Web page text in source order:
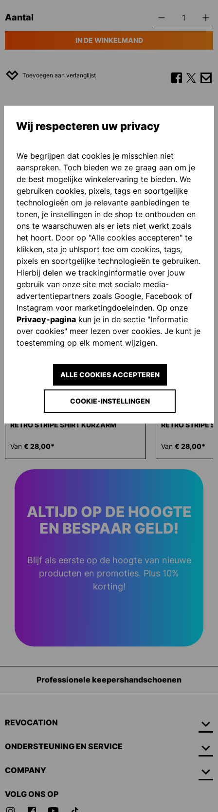
Aantal
IN DE WINKELMAND
Toevoegen aan verlanglijst
Beschrijving
Geribbelde manchetten aan de mouwen "FOR THE
PLANET" Bedrukte letters Sublimatie bedrukking V-
Hals Unisex snit Smartbreathe…Meer
Beoordelingen
Productgalerij overslaan
Similar Items
RETRO STRIPE SHIRT KURZARM
Van € 28,00*
RETRO STRIPE
Van € 28,00*
ALTIJD OP DE HOOGTE
EN BESPAAR GELD!
Blijf als eerste op de hoogte van nieuwe
producten en promoties. Plus 10%
korting!
Professionele keepershandschoenen
REVOCATION
ONDERSTEUNING EN SERVICE
COMPANY
VOLG ONS OP
Wij respecteren uw privacy
We begrijpen dat cookies je misschien niet
aanspreken. Toch bieden we ze graag aan om je
de best mogelijke winkelervaring te bieden. We
gebruiken cookies, pixels, tags en soortgelijke
technologieën om je relevante aanbiedingen te
tonen, je instellingen in de shop te onthouden en
ons te waarschuwen als er iets niet werkt zoals
het hoort. Door op "Alle cookies accepteren" te
klikken, sta je uhlsport toe om cookies, tags,
pixels en soortgelijke technologieën te gebruiken.
Hierbij delen we trackinginformatie over jouw
gebruik van onze site met sociale media-
advertentiepartners zoals Google, Facebook of
Instagram voor marketingdoeleinden. Op onze
Privacy-pagina kun je in de sectie "Informatie
over cookies" meer lezen over cookies. Je kunt je
toestemming op elk moment wijzigen.
COOKIE-INSTELLINGEN
ALLE COOKIES ACCEPTEREN